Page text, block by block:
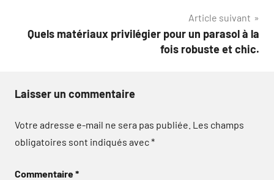
Article suivant
Quels matériaux privilégier pour un parasol à la
fois robuste et chic.
Laisser un commentaire
Votre adresse e-mail ne sera pas publiée. Les champs
obligatoires sont indiqués avec*
Commentaire*